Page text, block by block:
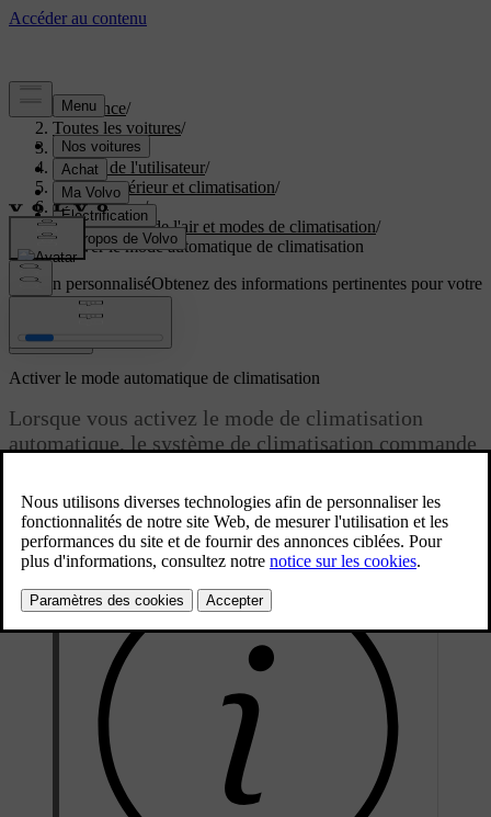
Assistance/
Toutes les voitures/
EC40 2027/
Manuel de l'utilisateur/
Confort intérieur et climatisation/
Climatisation/
Distribution de l'air et modes de climatisation/
Activer le mode automatique de climatisation
Soutien personnaliséObtenez des informations pertinentes pour votre
voiture.
Connexion
Mis à jour 15/02/2025
Activer le mode automatique de climatisation
Lorsque vous activez le mode de climatisation
automatique, le système de climatisation commande